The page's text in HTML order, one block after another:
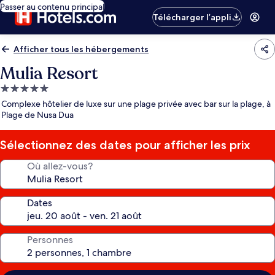
Passer au contenu principal
Télécharger l’appli
Afficher tous les hébergements
Mulia Resort
Hébergement
5.0 étoiles
Complexe hôtelier de luxe sur une plage privée avec bar sur la plage, à
Plage de Nusa Dua
Sélectionnez des dates pour afficher les prix
Où allez-vous?
Dates
Personnes